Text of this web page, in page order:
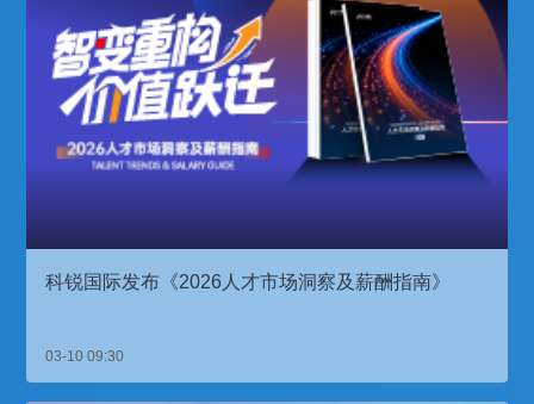
科锐国际发布《2026人才市场洞察及薪酬指南》
03-10 09:30